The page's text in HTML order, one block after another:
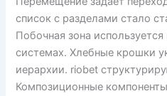
список с разделами стало
Побочная зона
системах. Хлебные крошки
иерархии. riobet
Композиционные